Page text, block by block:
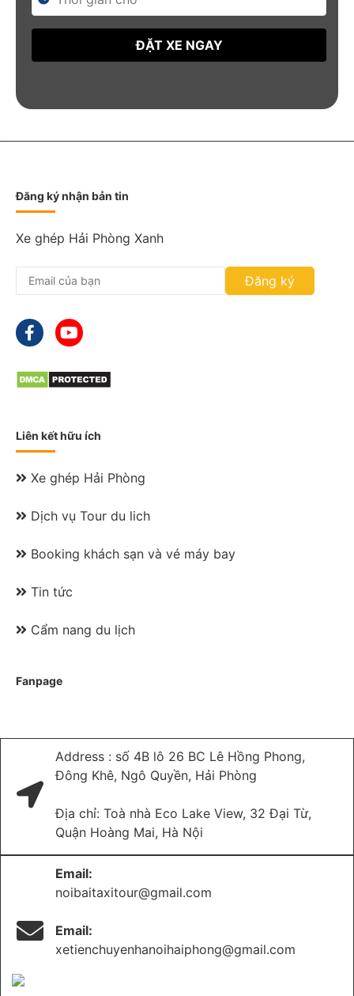
t
e
o
s
l
s
h
M
M
l
a
h
Y
Y
Đăng ký nhận bản tin
Xe ghép Hải Phòng Xanh
Đăng ký
Liên kết hữu ích
Xe ghép Hải Phòng
Dịch vụ Tour du lich
Booking khách sạn và vé máy bay
Tin tức
Cẩm nang du lịch
Fanpage
Address : số 4B lô 26 BC Lê Hồng Phong,
Đông Khê, Ngô Quyền, Hải Phòng
Địa chỉ: Toà nhà Eco Lake View, 32 Đại Từ,
Quận Hoàng Mai, Hà Nội
Email:
noibaitaxitour@gmail.com
Email:
xetienchuyenhanoihaiphong@gmail.com